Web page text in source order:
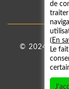
© 2024 -
de
( En
Le